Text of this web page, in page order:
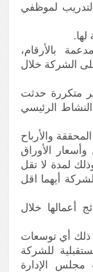
لموظفي
بالأرقام،
الشركة خلال
متكررة حدثت
الرئيسي
والأرباح
الأوراق
لمدة لا تقل
أيهما اقل
أعمالها خلال
ذلك أي توسعات
للشركة
مجلس الإدارة